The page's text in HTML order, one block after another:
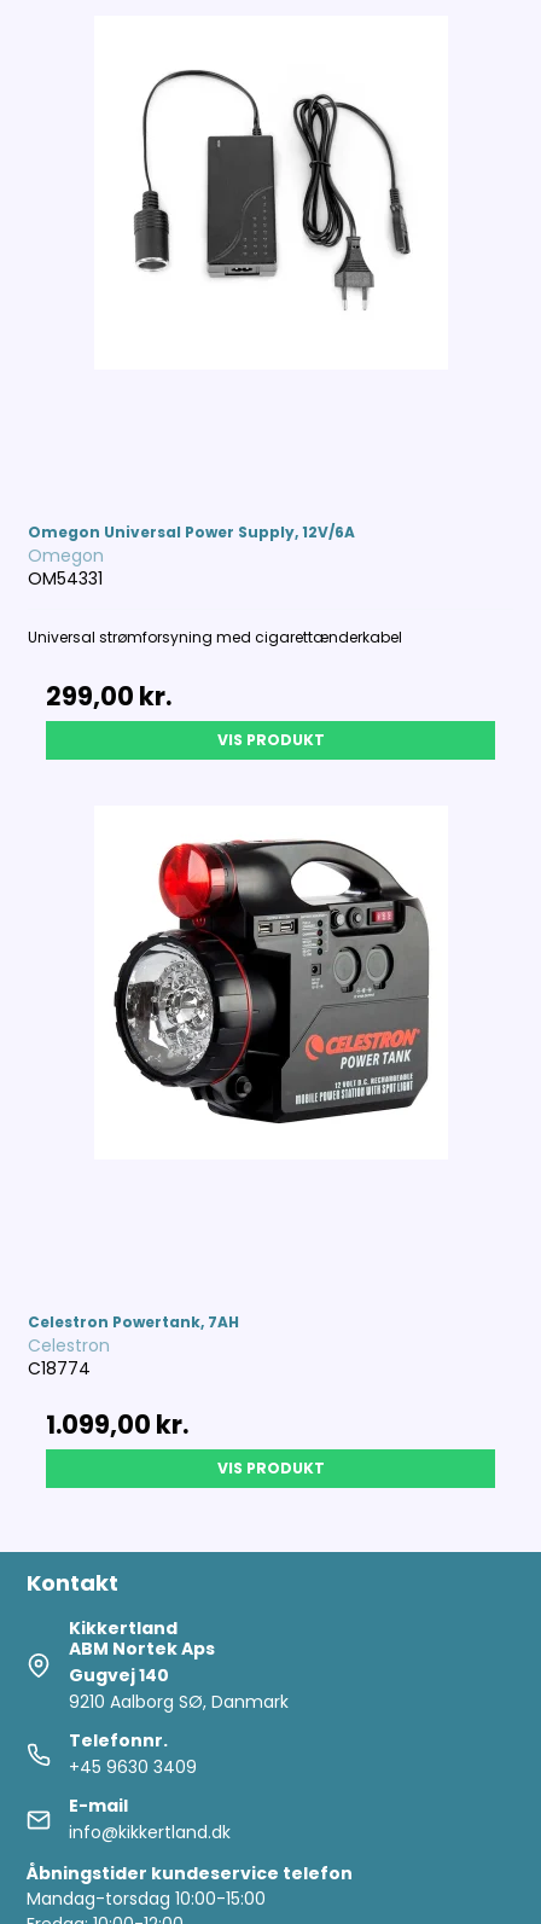
Omegon Universal Power Supply, 12V/6A
Omegon
OM54331
Universal strømforsyning med cigarettænderkabel
299,00 kr.
VIS PRODUKT
Celestron Powertank, 7AH
Celestron
C18774
1.099,00 kr.
VIS PRODUKT
Kontakt
Kikkertland
ABM Nortek Aps
Gugvej 140
9210 Aalborg SØ, Danmark
Telefonnr.
+45 9630 3409
E-mail
info@kikkertland.dk
Åbningstider kundeservice telefon
Mandag-torsdag 10:00-15:00